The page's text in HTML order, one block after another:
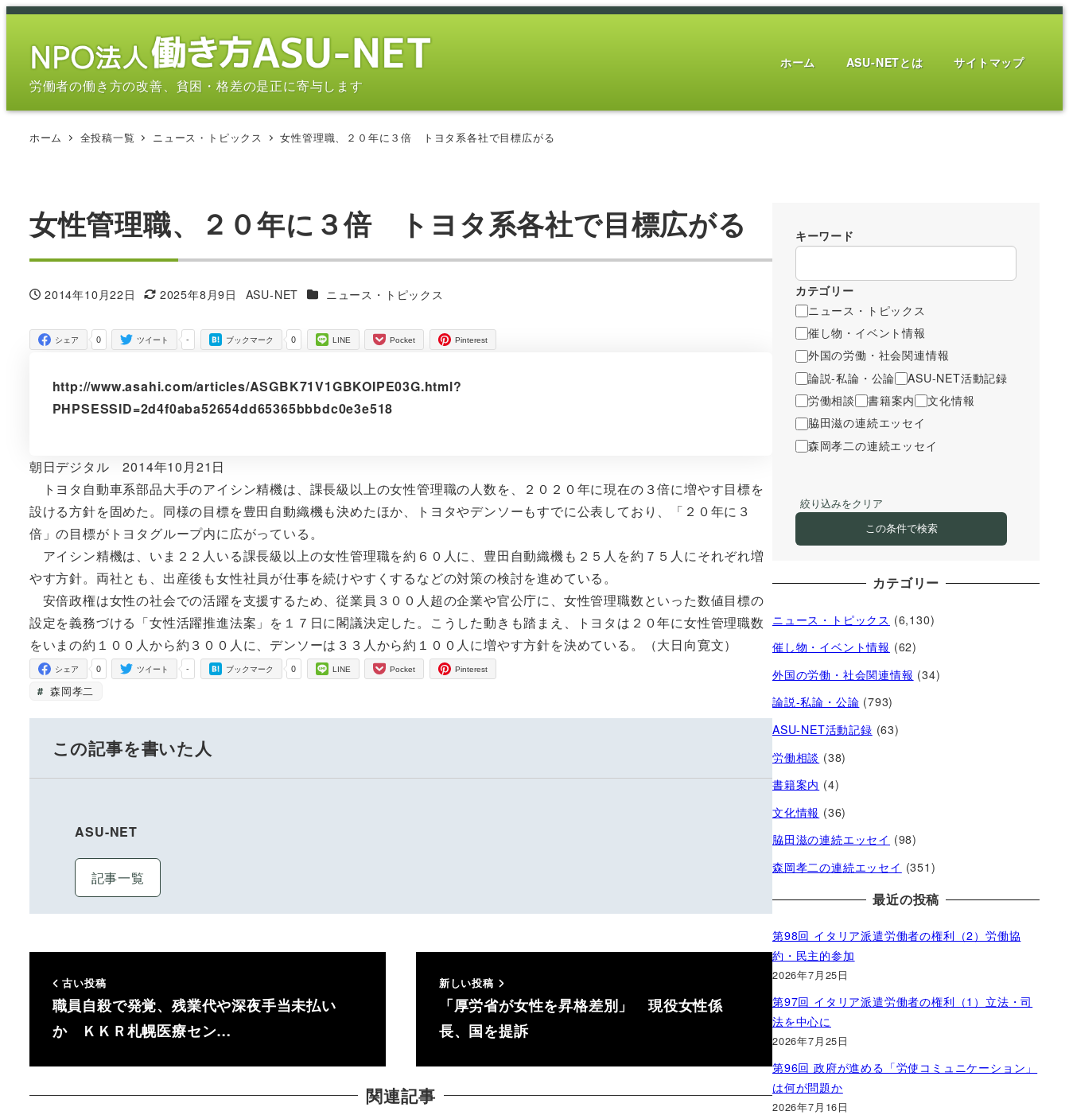
メ
労働者の働き方の改善、貧困・格差の是正に寄与します
ホーム ASU-NETとは サイトマップ
ホーム 全投稿一覧 ニュース・トピックス 女性管理職、２０年に３倍 トヨタ系各社で目標広がる
女性管理職、２０年に３倍 トヨタ系各社で目標広がる
投稿日
2014年10月22日
更新日
2025年8月9日
著
ASU-NET カテゴリー
ニュース・トピックス
0
シェア -
ツイート 0
ブックマーク LINE Pocket Pinterest
http://www.asahi.com/articles/ASGBK71V1GBKOIPE03G.html?
PHPSESSID=2d4f0aba52654dd65365bbbdc0e3e518
朝日デジタル 2014年10月21日
トヨタ自動車系部品大手のアイシン精機は、課長級以上の女性管理職の人数を、２０２０年に現在の３倍に増やす目標を
設ける方針を固めた。同様の目標を豊田自動織機も決めたほか、トヨタやデンソーもすでに公表しており、「２０年に３
倍」の目標がトヨタグループ内に広がっている。
アイシン精機は、いま２２人いる課長級以上の女性管理職を約６０人に、豊田自動織機も２５人を約７５人にそれぞれ増
やす方針。両社とも、出産後も女性社員が仕事を続けやすくするなどの対策の検討を進めている。
安倍政権は女性の社会での活躍を支援するため、従業員３００人超の企業や官公庁に、女性管理職数といった数値目標の
設定を義務づける「女性活躍推進法案」を１７日に閣議決定した。こうした動きも踏まえ、トヨタは２０年に女性管理職数
をいまの約１００人から約３００人に、デンソーは３３人から約１００人に増やす方針を決めている。（大日向寛文）
0
シェア -
ツイート 0
ブックマーク LINE Pocket Pinterest
森岡孝二
この記事を書いた人
ASU-NET
記事一覧
古い投稿
職員自殺で発覚、残業代や深夜手当未払い
か ＫＫＲ札幌医療セン…
新しい投稿
「厚労省が女性を昇格差別」 現役女性係
長、国を提訴
関連記事
キーワード
カテゴリー
ニュース・トピックス
催し物・イベント情報
外国の労働・社会関連情報
論説-私論・公論
ASU-NET活動記録
労働相談
書籍案内
文化情報
脇田滋の連続エッセイ
森岡孝二の連続エッセイ
絞り込みをクリア
この条件で検索
カテゴリー
ニュース・トピックス (6,130)
催し物・イベント情報 (62)
外国の労働・社会関連情報 (34)
論説-私論・公論 (793)
ASU-NET活動記録 (63)
労働相談 (38)
書籍案内 (4)
文化情報 (36)
脇田滋の連続エッセイ (98)
森岡孝二の連続エッセイ (351)
最近の投稿
第98回 イタリア派遣労働者の権利（2）労働協
約・民主的参加
2026年7月25日
第97回 イタリア派遣労働者の権利（1）立法・司
法を中心に
2026年7月25日
第96回 政府が進める「労使コミュニケーション」
は何が問題か
2026年7月16日